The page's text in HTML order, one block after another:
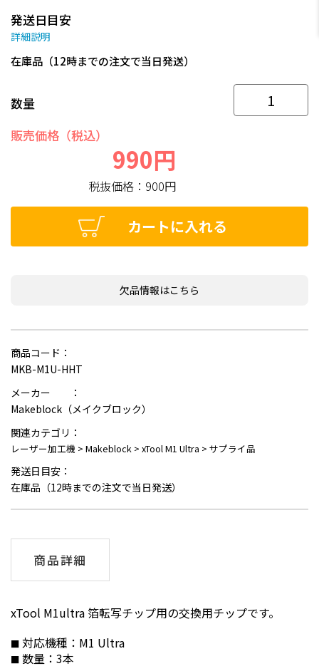
発送日目安
詳細説明
在庫品（12時までの注文で当日発送）
数量
販売価格（税込）
990円
税抜価格： 900円
カートに入れる
欠品情報はこちら
商品コード：
MKB-M1U-HHT
メーカー ：
Makeblock（メイクブロック）
関連カテゴリ：
レーザー加工機 > Makeblock > xTool M1 Ultra > サプライ品
発送日目安：
在庫品（12時までの注文で当日発送）
商品詳細
xTool M1ultra 箔転写チップ用の交換用チップです。
対応機種：M1 Ultra
数量：3本